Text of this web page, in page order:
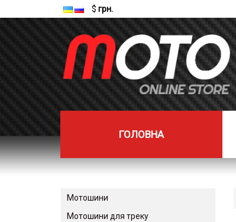
$ грн.
ГОЛОВНА
Мотошини
Мотошини для треку